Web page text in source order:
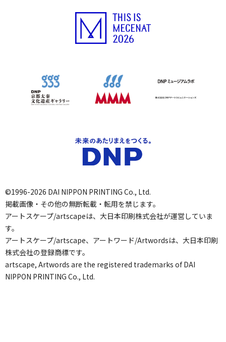
©1996-2026 DAI NIPPON PRINTING Co., Ltd.
掲載画像・その他の無断転載・転用を禁じます。
アートスケープ/artscapeは、大日本印刷株式会社が運営していま
す。
アートスケープ/artscape、アートワード/Artwordsは、大日本印刷
株式会社の登録商標です。
artscape, Artwords are the registered trademarks of DAI
NIPPON PRINTING Co., Ltd.